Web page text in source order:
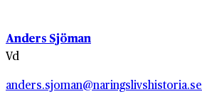
Anders Sjöman
Vd
anders.sjoman@naringslivshistoria.se